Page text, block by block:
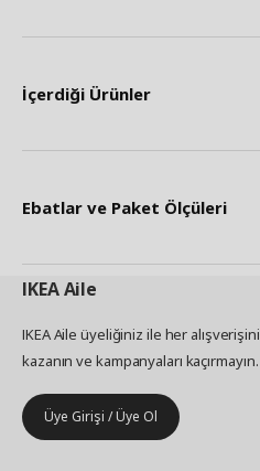
İçerdiği Ürünler
Ebatlar ve Paket Ölçüleri
IKEAAile
IKEA Aile üyeliğiniz ile her
kazanın ve kampanyaları kaçırmayın.
Üye Girişi / Üye Ol